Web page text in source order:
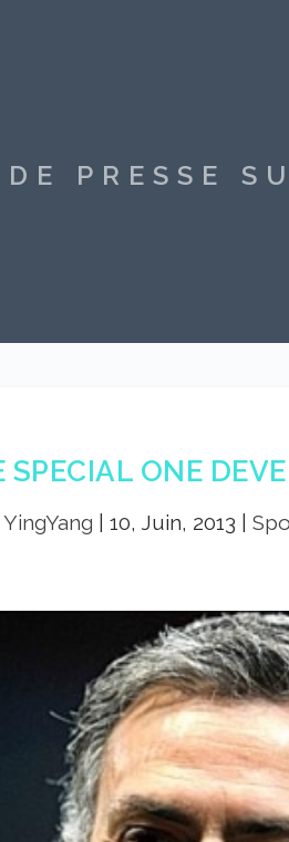
PRESSE
ONE
YingYang 10, Juin, 2013